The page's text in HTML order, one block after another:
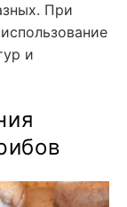
При
и